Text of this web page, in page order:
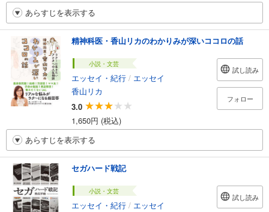
あらすじを表示する
精神科医・香山リカのわかりみが深いココロの話
小説・文芸
エッセイ・紀行 / エッセイ
香山リカ
3.0
1,650円 (税込)
試し読み
フォロー
あらすじを表示する
セガハード戦記
小説・文芸
エッセイ・紀行 / エッセイ
試し読み